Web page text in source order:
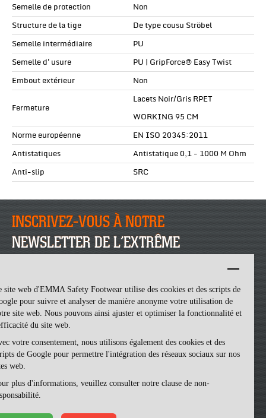
site web d'EMMA Safety Footwear utilise des cookies et des scripts de
pour suivre et analyser de manière anonyme votre utilisation de
site web. Nous pouvons ainsi ajuster et optimiser la fonctionnalité et
du site web.
votre consentement, nous utilisons également des cookies et des
de Google pour permettre l'intégration des réseaux sociaux sur nos
web.
plus d'informations, veuillez consulter notre clause de non-
Semelle de protection
Non
Structure de la tige
De type cousu Ströbel
Semelle intermédiaire
PU
Semelle d'usure
PU | GripForce® Easy Twist
Embout extérieur
Non
Fermeture
Lacets Noir/Gris RPET
WORKING 95 CM
Norme européenne
EN ISO 20345:2011
Antistatiques
Antistatique 0,1 - 1000 M Ohm
Anti-slip
SRC
INSCRIVEZ-VOUS À NOTRE
NEWSLETTER DE L’EXTRÊME
Emma Safety Footwear -